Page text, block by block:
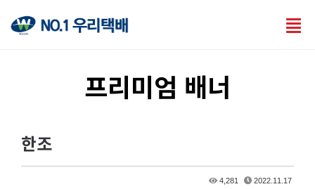
프리미엄 배너
한조
4,281 2022.11.17